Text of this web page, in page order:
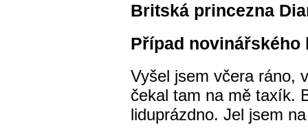
Britská princezna
Případ novinářského
Vyšel jsem včera ráno,
čekal tam na mě taxík.
liduprázdno. Jel jsem